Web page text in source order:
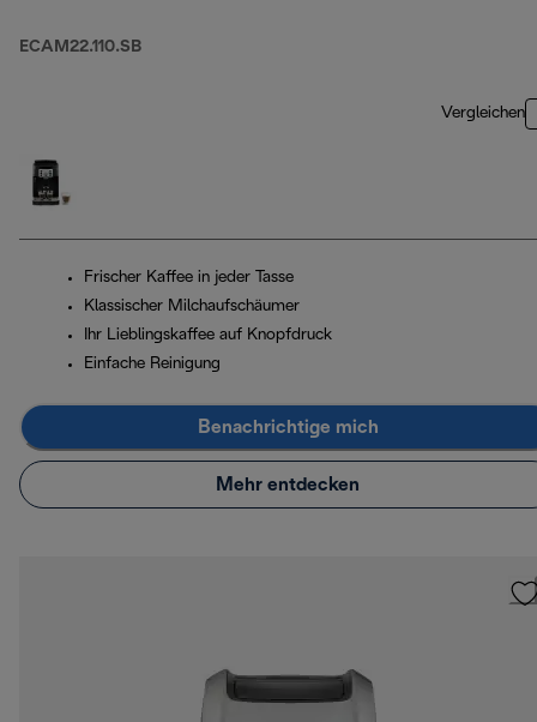
ECAM22.110.SB
Vergleichen
Frischer Kaffee in jeder Tasse
Klassischer Milchaufschäumer
Ihr Lieblingskaffee auf Knopfdruck
Einfache Reinigung
Benachrichtige mich
Mehr entdecken